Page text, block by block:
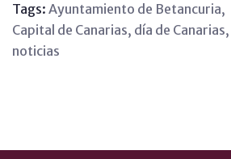
Tags: Ayuntamiento de Betancuria,
Capital de Canarias, día de Canarias,
noticias